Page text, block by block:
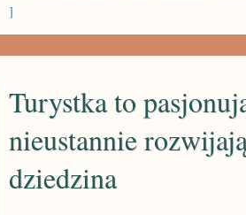
]
Turystka to
nieustannie
dziedzina